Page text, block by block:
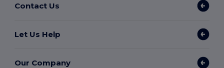
Contact Us
Let Us Help
Our Company